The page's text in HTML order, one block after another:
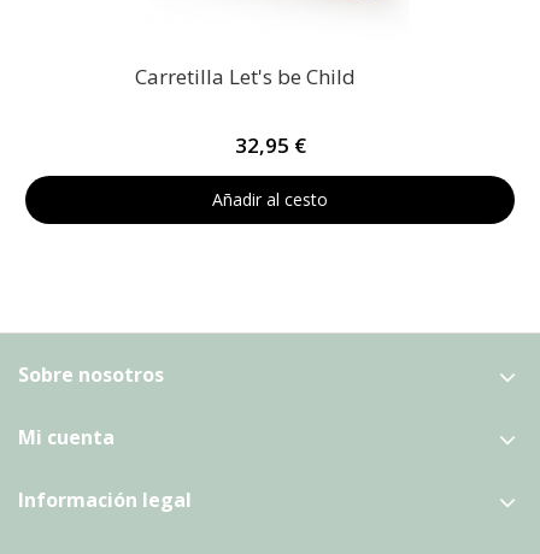
Carretilla Let's be Child
32,95 €
Añadir al cesto
Sobre nosotros
Mi cuenta
Información legal